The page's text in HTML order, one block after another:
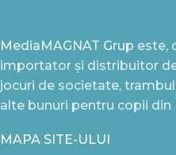
MediaMAGNAT Grup este,
importator și distribuitor
jocuri de societate,
alte bunuri pentru copii din
MAPA SITE-ULUI